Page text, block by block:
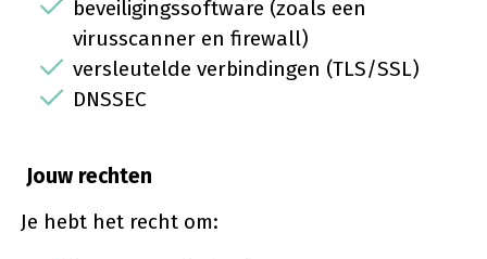
beveiligingssoftware (zoals een
virusscanner en firewall)
versleutelde verbindingen (TLS/SSL)
DNSSEC
Jouw rechten
Je hebt het recht om: